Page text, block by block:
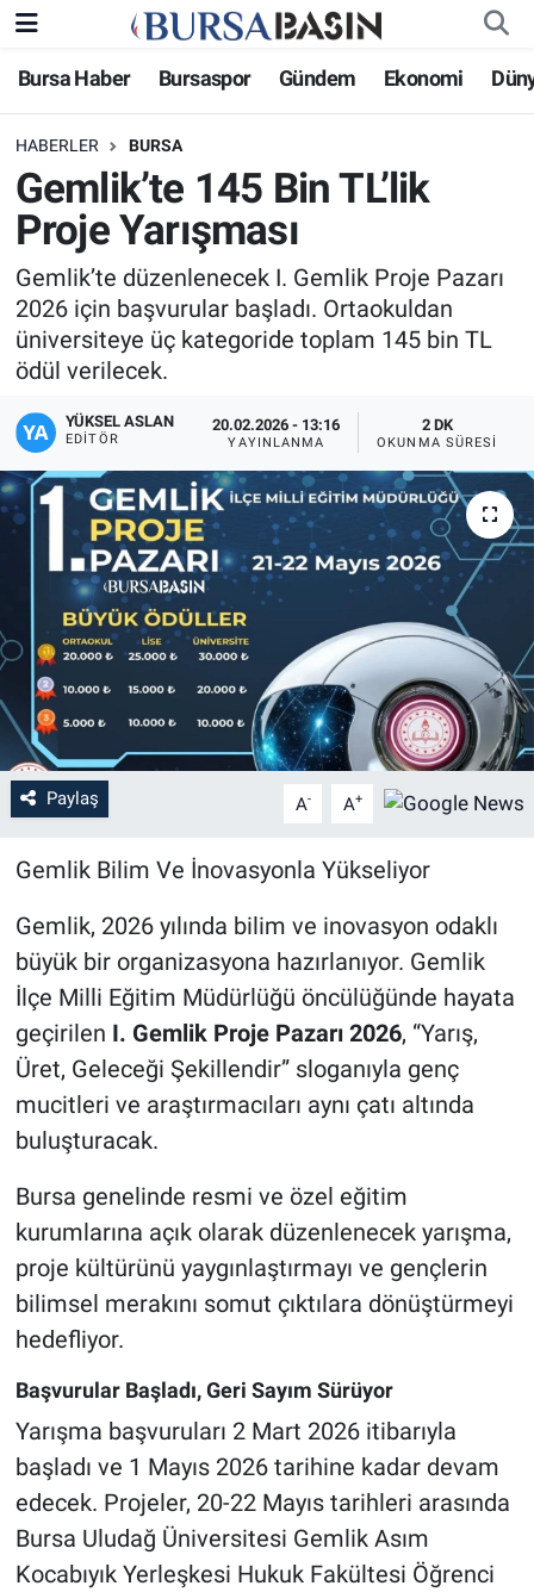
Bursa Haber Bursaspor Gündem Ekonomi
HABERLER BURSA
Gemlik’te 145 Bin TL’lik
Proje Yarışması
Gemlik’te düzenlenecek I. Gemlik Proje Pazarı
2026 için başvurular başladı. Ortaokuldan
üniversiteye üç kategoride toplam 145 bin TL
ödül verilecek.
YÜKSEL ASLAN
EDITÖR
20.02.2026 - 13:16
YAYINLANMA
2 DK
OKUNMA SÜRESI
Paylaş A- A+
Gemlik Bilim Ve İnovasyonla Yükseliyor
Gemlik, 2026 yılında bilim ve inovasyon odaklı
büyük bir organizasyona hazırlanıyor. Gemlik
İlçe Milli Eğitim Müdürlüğü öncülüğünde hayata
geçirilen I. Gemlik Proje Pazarı 2026, “Yarış,
Üret, Geleceği Şekillendir” sloganıyla genç
mucitleri ve araştırmacıları aynı çatı altında
buluşturacak.
Bursa genelinde resmi ve özel eğitim
kurumlarına açık olarak düzenlenecek yarışma,
proje kültürünü yaygınlaştırmayı ve gençlerin
bilimsel merakını somut çıktılara dönüştürmeyi
hedefliyor.
Başvurular Başladı, Geri Sayım Sürüyor
Yarışma başvuruları 2 Mart 2026 itibarıyla
başladı ve 1 Mayıs 2026 tarihine kadar devam
edecek. Projeler, 20-22 Mayıs tarihleri arasında
Bursa Uludağ Üniversitesi Gemlik Asım
Kocabıyık Yerleşkesi Hukuk Fakültesi Öğrenci
Bursa Haber
Genel
Politika
Bilim, Teknoloji
KÜLTÜR-SANAT
Gündem
Sağlık
Eğitim
Ekonomi
Dünya
Teknoloji
Magazin
Siyaset
Yaşam
Spor
Nöbetçi Eczaneler
Bursa Nöbetçi Eczaneler
Bursa Hava Durumu
Bursa Namaz Vakitleri
Bursa Trafik Yoğunluk Haritası
Süper Lig Puan Durumu ve Fikstür
Haber Arşivi